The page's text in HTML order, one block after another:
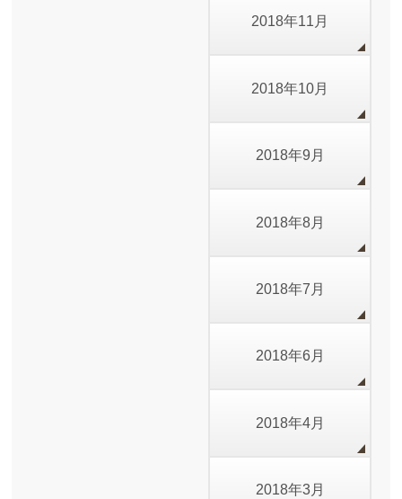
2018年11月
2018年10月
2018年9月
2018年8月
2018年7月
2018年6月
2018年4月
2018年3月